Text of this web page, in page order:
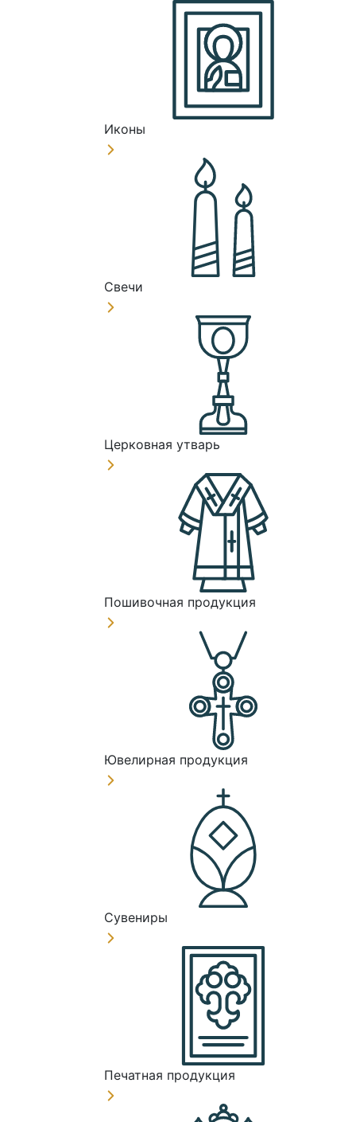
Иконы
Свечи
Церковная утварь
Пошивочная продукция
Ювелирная продукция
Сувениры
Печатная продукция